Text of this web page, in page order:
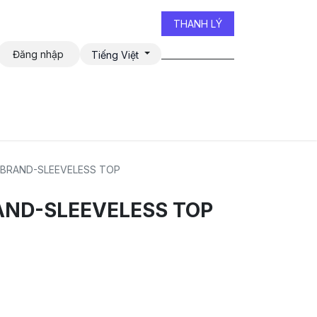
Đăng nhập Tiếng Việt
THANH LÝ
SLEEVELESS TOP
SLEEVELESS TOP